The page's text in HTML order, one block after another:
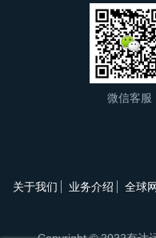
微信客服
关于我们 业务介绍 全球